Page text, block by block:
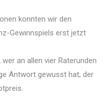
konnten wir den
Gewinnspiels erst jetzt
an allen vier Raterunden
Antwort gewusst hat, der